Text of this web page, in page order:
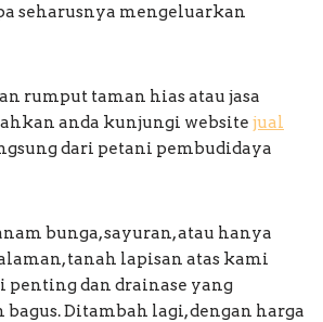
seharusnya mengeluarkan
rumput taman hias atau jasa
anda kunjungi website jual
dari petani pembudidaya
bunga, sayuran, atau hanya
tanah lapisan atas kami
penting dan drainase yang
Ditambah lagi, dengan harga